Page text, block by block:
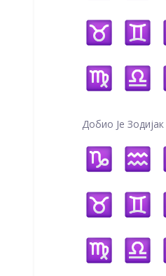
Добио Је